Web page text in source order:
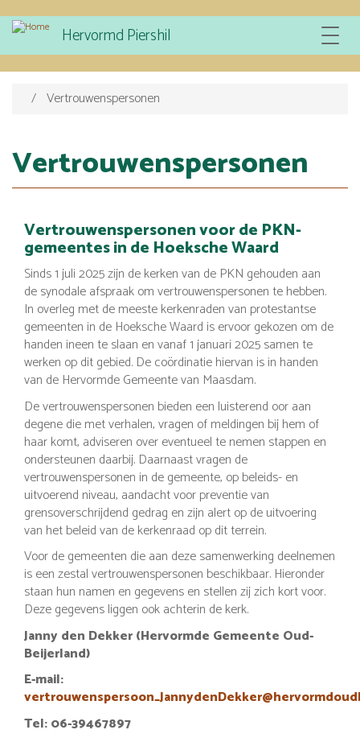
Overslaan
naar
de
inhoud
Hervormd Piershil
Toggle
Vertrouwenspersonen
Vertrouwenspersonen
Vertrouwenspersonen voor de PKN-
gemeentes in de Hoeksche Waard
Sinds 1 juli 2025 zijn de kerken van de PKN gehouden aan
de synodale afspraak om vertrouwenspersonen te hebben.
In overleg met de meeste kerkenraden van protestantse
gemeenten in de Hoeksche Waard is ervoor gekozen om de
handen ineen te slaan en vanaf 1 januari 2025 samen te
werken op dit gebied. De coördinatie hiervan is in handen
van de Hervormde Gemeente van Maasdam.
De vertrouwenspersonen bieden een luisterend oor aan
degene die met verhalen, vragen of meldingen bij hem of
haar komt, adviseren over eventueel te nemen stappen en
ondersteunen daarbij. Daarnaast vragen de
vertrouwenspersonen in de gemeente, op beleids- en
uitvoerend niveau, aandacht voor preventie van
grensoverschrijdend gedrag en zijn alert op de uitvoering
van het beleid van de kerkenraad op dit terrein.
Voor de gemeenten die aan deze samenwerking deelnemen
is een zestal vertrouwenspersonen beschikbaar. Hieronder
staan hun namen en gegevens en stellen zij zich kort voor.
Deze gegevens liggen ook achterin de kerk.
Janny den Dekker (Hervormde Gemeente Oud-
Beijerland)
E-mail:
Tel:06-39467897